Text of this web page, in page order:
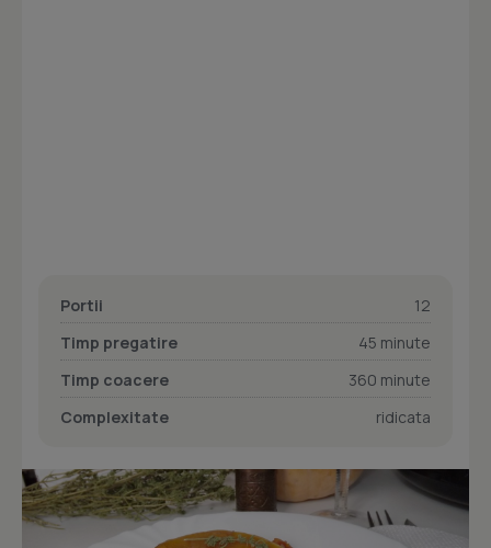
Portii
12
Timp pregatire
45 minute
Timp coacere
360 minute
Complexitate
ridicata